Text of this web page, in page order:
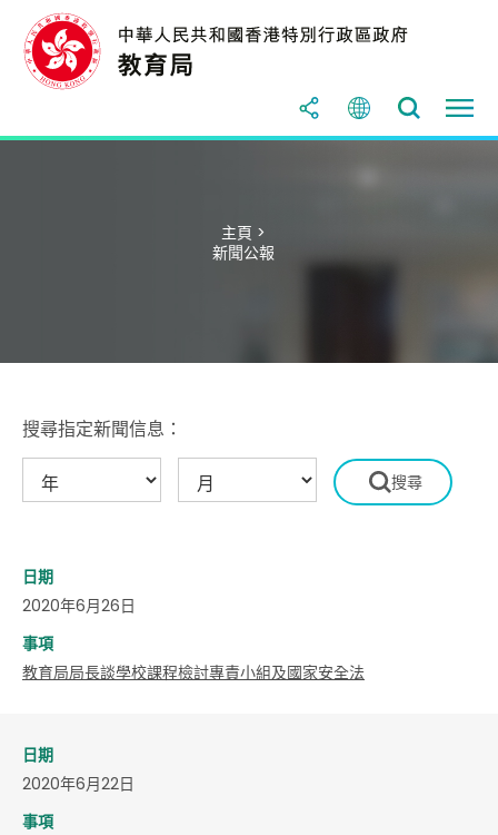
主頁 >
新聞公報
搜尋指定新聞信息：
日期
2020年6月26日
事項
教育局局長談學校課程檢討專責小組及國家安全法
日期
2020年6月22日
事項